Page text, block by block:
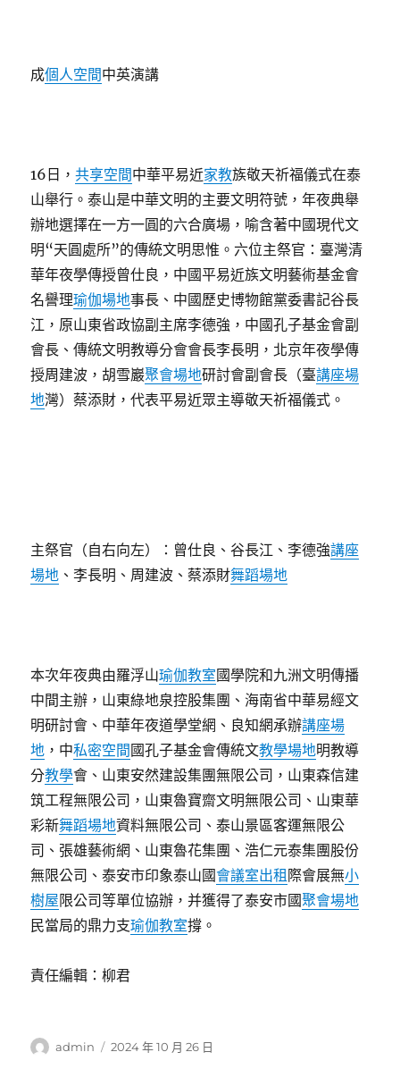
成個人空間中英演講
16日，共享空間中華平易近家教族敬天祈福儀式在泰
山舉行。泰山是中華文明的主要文明符號，年夜典舉
辦地選擇在一方一圓的六合廣場，喻含著中國現代文
明“天圓處所”的傳統文明思惟。六位主祭官：臺灣清
華年夜學傳授曾仕良，中國平易近族文明藝術基金會
名譽理瑜伽場地事長、中國歷史博物館黨委書記谷長
江，原山東省政協副主席李德強，中國孔子基金會副
會長、傳統文明教導分會會長李長明，北京年夜學傳
授周建波，胡雪巖聚會場地研討會副會長（臺講座場
地灣）蔡添財，代表平易近眾主導敬天祈福儀式。
主祭官（自右向左）：曾仕良、谷長江、李德強講座
場地 、李長明、周建波、蔡添財舞蹈場地
本次年夜典由羅浮山瑜伽教室國學院和九洲文明傳播
中間主辦，山東綠地泉控股集團、海南省中華易經文
明研討會、中華年夜道學堂網、良知網承辦講座場
地 ，中私密空間 國孔子基金會傳統文教學場地明教導
分教學會、山東安然建設集團無限公司，山東森信建
筑工程無限公司，山東魯寶齋文明無限公司、山東華
彩新舞蹈場地資料無限公司、泰山景區客運無限公
司、張雄藝術網、山東魯花集團、浩仁元泰集團股份
無限公司、泰安市印象泰山國會議室出租 際會展無小
樹屋限公司等單位協辦，并獲得了泰安市國聚會場地
民當局的鼎力支瑜伽教室撐。
責任編輯：柳君
作
admin
發
2024 年 10 月 26 日